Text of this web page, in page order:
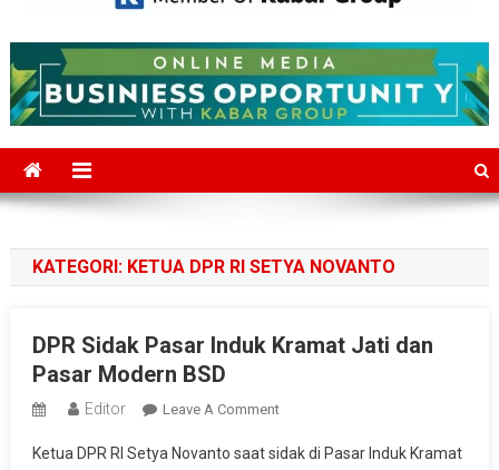
Mediajakarta.com
KATEGORI: KETUA DPR RI SETYA NOVANTO
DPR Sidak Pasar Induk Kramat Jati dan
Pasar Modern BSD
Editor Leave A CommentOn
Sidak
Ketua DPR RI Setya Novanto saat sidak di Pasar Induk Kramat